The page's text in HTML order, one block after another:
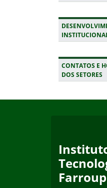
CONTATOS E
DOS SETORES